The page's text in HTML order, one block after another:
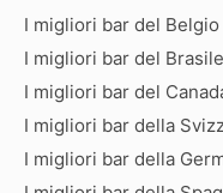
I migliori bar del Belgio
I migliori bar del Brasile
I migliori bar del
I migliori bar della
I migliori bar della